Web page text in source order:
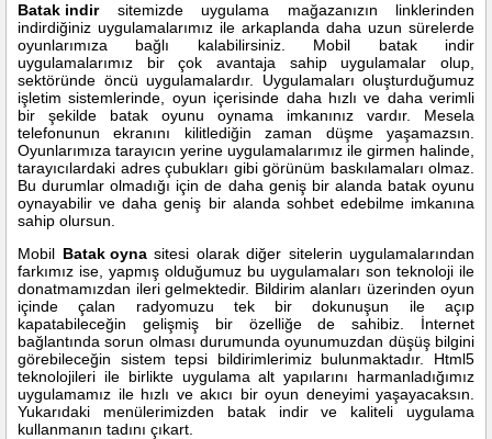
Batak indirsitemizde uygulama mağazanızın linklerinden
indirdiğiniz uygulamalarımız ile arkaplanda daha uzun sürelerde
oyunlarımıza bağlı kalabilirsiniz. Mobil batak indir
uygulamalarımız bir çok avantaja sahip uygulamalar olup,
sektöründe öncü uygulamalardır. Uygulamaları oluşturduğumuz
işletim sistemlerinde, oyun içerisinde daha hızlı ve daha verimli
bir şekilde batak oyunu oynama imkanınız vardır. Mesela
telefonunun ekranını kilitlediğin zaman düşme yaşamazsın.
Oyunlarımıza tarayıcın yerine uygulamalarımız ile girmen halinde,
tarayıcılardaki adres çubukları gibi görünüm baskılamaları olmaz.
Bu durumlar olmadığı için de daha geniş bir alanda batak oyunu
oynayabilir ve daha geniş bir alanda sohbet edebilme imkanına
sahip olursun.
Mobil Batak oynasitesi olarak diğer sitelerin uygulamalarından
farkımız ise, yapmış olduğumuz bu uygulamaları son teknoloji ile
donatmamızdan ileri gelmektedir. Bildirim alanları üzerinden oyun
içinde çalan radyomuzu tek bir dokunuşun ile açıp
kapatabileceğin gelişmiş bir özelliğe de sahibiz. İnternet
bağlantında sorun olması durumunda oyunumuzdan düşüş bilgini
görebileceğin sistem tepsi bildirimlerimiz bulunmaktadır. Html5
teknolojileri ile birlikte uygulama alt yapılarını harmanladığımız
uygulamamız ile hızlı ve akıcı bir oyun deneyimi yaşayacaksın.
Yukarıdaki menülerimizden batak indir ve kaliteli uygulama
kullanmanın tadını çıkart.